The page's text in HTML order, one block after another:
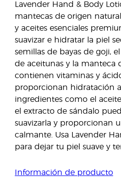
Lavender Hand & Body
mantecas de origen
y aceites esenciales
suavizar e hidratar la piel
semillas de bayas de goji,
de aceitunas y la manteca
contienen vitaminas y
proporcionan hidratación
ingredientes como el
el extracto de sándalo
suavizarla y proporcionan
calmante. Usa Lavender
para dejar tu piel suave y
Información de producto